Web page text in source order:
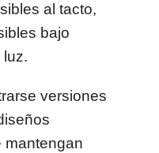
al tacto,
bajo
versiones
mantengan